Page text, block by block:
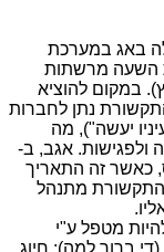
התגלה באג במערכת
השעה מרשתות
במקום להוציא
נתן לחברות
יעשה"), מה
ולפגישות. אגב, ב-
כאשר זה התאריך
התקשורת מתנהל
מטפל ע"י
ברור למה): חיוג